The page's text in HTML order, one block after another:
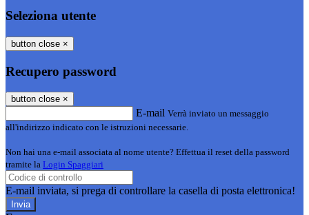
Seleziona utente
button close ×
Recupero password
button close ×
E-mail Verrà inviato un messaggio
all'indirizzo indicato con le istruzioni necessarie.
Non hai una e-mail associata al nome utente? Effettua il reset della password
tramite la Login Spaggiari
E-mail inviata, si prega di controllare la casella di posta elettronica!